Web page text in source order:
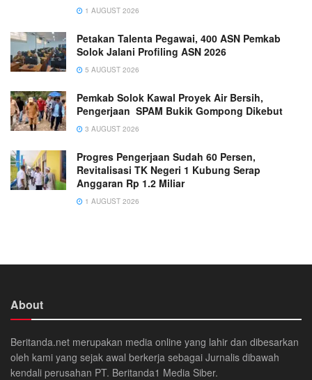
1 AUGUST 2026
Petakan Talenta Pegawai, 400 ASN Pemkab
Solok Jalani Profiling ASN 2026
5 AUGUST 2026
Pemkab Solok Kawal Proyek Air Bersih,
Pengerjaan SPAM Bukik Gompong Dikebut
3 AUGUST 2026
Progres Pengerjaan Sudah 60 Persen,
Revitalisasi TK Negeri 1 Kubung Serap
Anggaran Rp 1.2 Miliar
1 AUGUST 2026
About
Beritanda.net merupakan media online yang lahir dan dibesarkan
oleh kami yang sejak awal berkerja sebagai Jurnalis dibawah
kendali perusahan PT. Beritanda1 Media Siber.